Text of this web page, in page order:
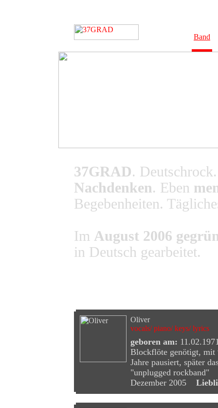
Band
37GRAD.
Nachdenken. Eben
Begebenheiten.
Im August 2006
in Deutsch gearbeitet.
Oliver
vocals/ piano/ keys/ lyrics
geboren am:
Blockflöte genötigt, mit
Jahre pausiert, später
"unplugged
Dezember 2005